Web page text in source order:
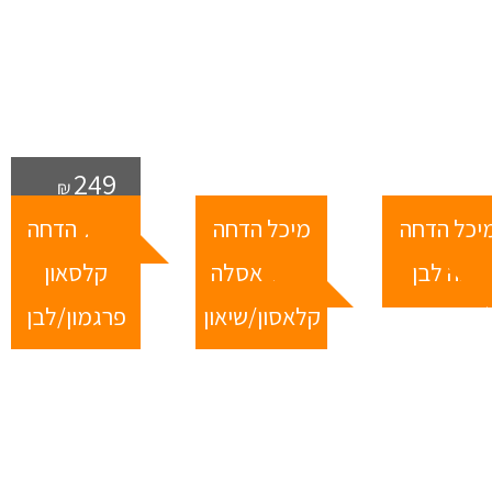
₪ 245
₪239
₪249
הדחה
נובה לבן
מיכל הדחה
צמוד אסלה
קלאסון/שיאון
מיכל הדחה
קלסאון
פרגמון/לבן